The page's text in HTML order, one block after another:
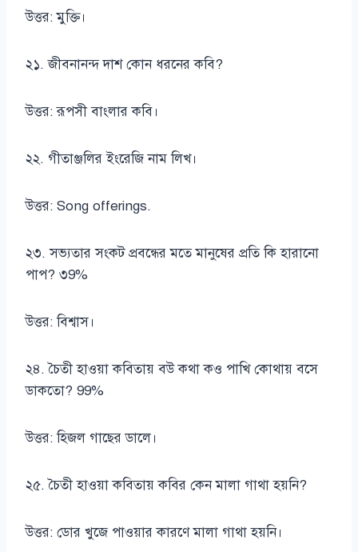
উত্তর: মুক্তি।
২১. জীবনানন্দ দাশ কোন ধরনের কবি?
উত্তর: রূপসী বাংলার কবি।
২২. গীতাঞ্জলির ইংরেজি নাম লিখ।
উত্তর: Song offerings.
২৩. সভ্যতার সংকট প্রবন্ধের মতে মানুষের প্রতি কি হারানো
পাপ? ৩9%
উত্তর: বিশ্বাস।
২৪. চৈতী হাওয়া কবিতায় বউ কথা কও পাখি কোথায় বসে
ডাকতো? 99%
উত্তর: হিজল গাছের ডালে।
২৫. চৈতী হাওয়া কবিতায় কবির কেন মালা গাথা হয়নি?
উত্তর: ডোর খুজে পাওয়ার কারণে মালা গাথা হয়নি।